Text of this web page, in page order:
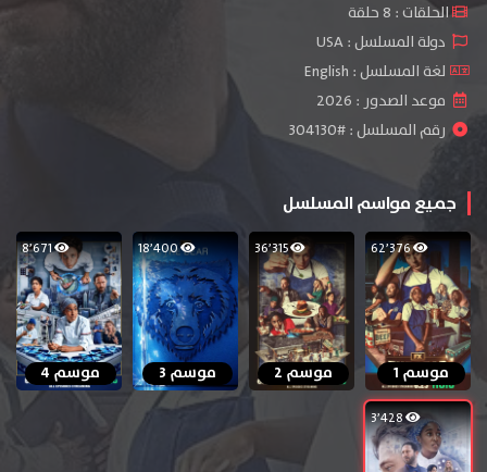
الحلقات : 8 حلقة
دولة المسلسل : USA
لغة المسلسل : English
موعد الصدور : 2026
رقم المسلسل : #304130
جميع مواسم المسلسل
62٬376
موسم 1
36٬315
موسم 2
18٬400
موسم 3
8٬671
موسم 4